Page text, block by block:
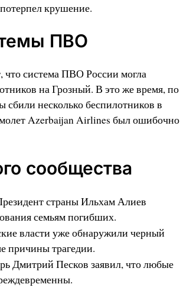
крушение.
ПВО
что система ПВО России могла
на Грозный. В это же время, по
несколько беспилотников в
Azerbaijan Airlines был ошибочно
сообщества
страны Ильхам Алиев
семьям погибших.
власти уже обнаружили черный
причины трагедии.
Дмитрий Песков заявил, что любые